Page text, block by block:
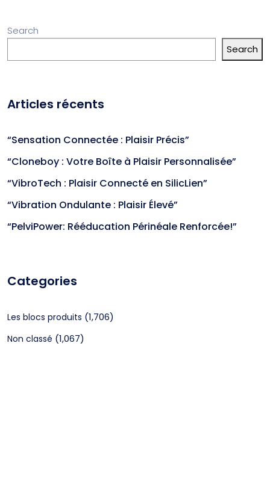
Search
Search
Articles récents
“Sensation Connectée : Plaisir Précis”
“Cloneboy : Votre Boîte à Plaisir Personnalisée”
“VibroTech : Plaisir Connecté en SilicLien”
“Vibration Ondulante : Plaisir Élevé”
“PelviPower: Rééducation Périnéale Renforcée!”
Categories
Les blocs produits (1,706)
Non classé (1,067)